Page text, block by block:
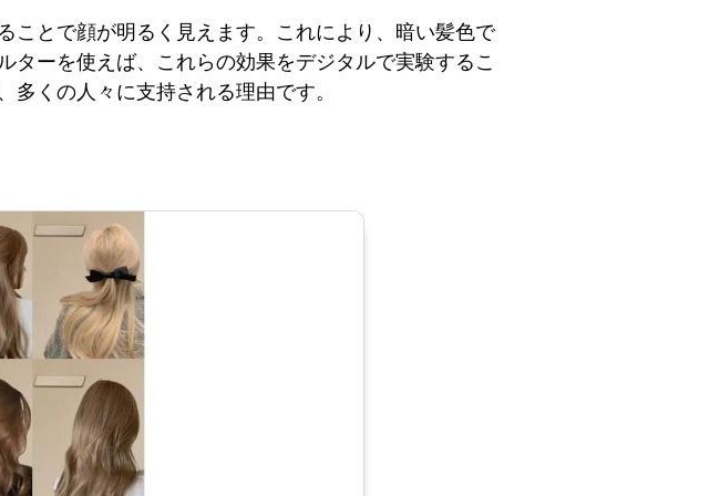
ことで顔が明るく見えます。これにより、暗い髪色で
ーを使えば、これらの効果をデジタルで実験するこ
くの人々に支持される理由です。